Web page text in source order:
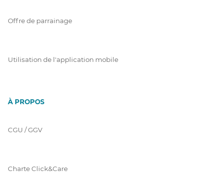
Offre de parrainage
Utilisation de l'application mobile
À PROPOS
CGU / GGV
Charte Click&Care